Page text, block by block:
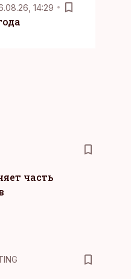
14:29
часть